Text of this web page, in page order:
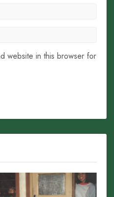
website in this browser for